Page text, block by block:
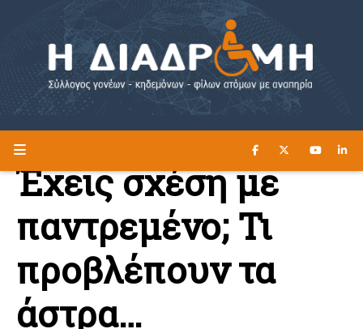
Η ΔΙΑΔΡΟΜΗ ΔΙΑΒΑΣΤΕ ΕΔΩ ►
Έχεις σχέση με
παντρεμένο; Τι
προβλέπουν τα
άστρα…